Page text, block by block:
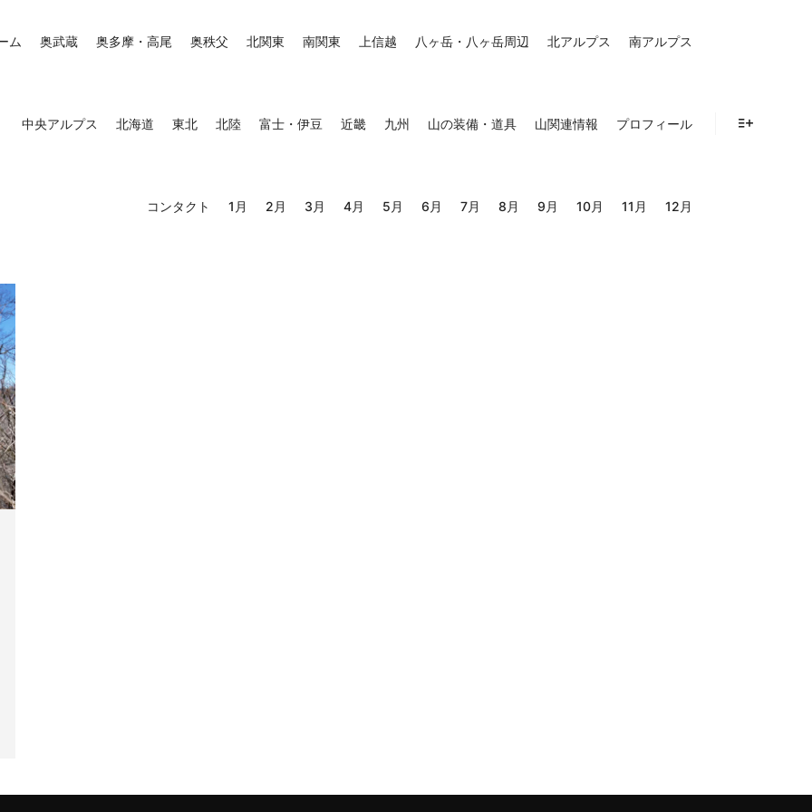
ム 奥武蔵 奥多摩・高尾 奥秩父 北関東 南関東 上信越 八ヶ岳・八ヶ岳周辺 北アルプス 南アルプス
中央アルプス 北海道 東北 北陸 富士・伊豆 近畿 九州 山の装備・道具 山関連情報 プロフィール
コンタクト 1月 2月 3月 4月 5月 6月 7月 8月 9月 10月 11月 12月